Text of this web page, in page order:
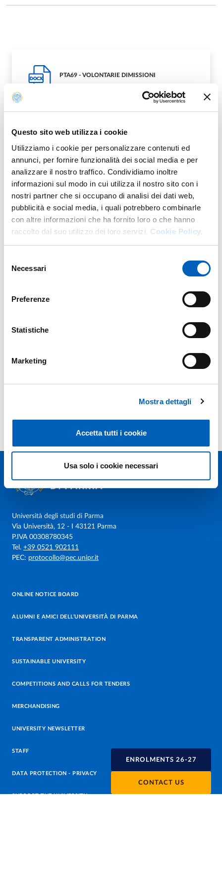
Questo sito web utilizza i cookie
Utilizziamo i cookie per personalizzare contenuti ed
annunci, per fornire funzionalità dei social media e per
analizzare il nostro traffico. Condividiamo inoltre
informazioni sul modo in cui utilizza il nostro sito con i
nostri partner che si occupano di analisi dei dati web,
pubblicità e social media, i quali potrebbero combinarle
con altre informazioni che ha fornito loro o che hanno
raccolto dal suo utilizzo dei loro servizi. Cookie Policy.
delNecessari
Preferenze
Statistiche
Marketing
Mostra dettagli
Accetta tutti i cookie
Usa solo i cookie necessari
ENROLMENTS 26-27
CONTACT US
DOCX
PTA69 - VOLONTARIE DIMISSIONI
07/06/2022
Università degli studi di Parma
Via Università, 12 - I 43121 Parma
P.IVA 00308780345
Tel. +39 0521 902111
PEC: protocollo@pec.unipr.it
ONLINE NOTICE BOARD
ALUMNI E AMICI DELL’UNIVERSITÀ DI PARMA
TRANSPARENT ADMINISTRATION
SUSTAINABLE UNIVERSITY
COMPETITIONS AND CALLS FOR TENDERS
MERCHANDISING
UNIVERSITY NEWSLETTER
STAFF
DATA PROTECTION - PRIVACY
SUPPORT THE UNIVERSITY